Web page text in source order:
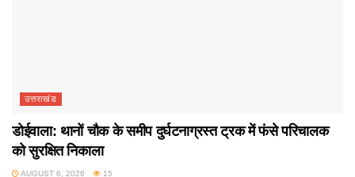
उत्तराखंड
डोईवाला: थानों चौक के समीप दुर्घटनाग्रस्त ट्रक में फंसे परिचालक
को सुरक्षित निकाला
AUGUST 6, 2026 15